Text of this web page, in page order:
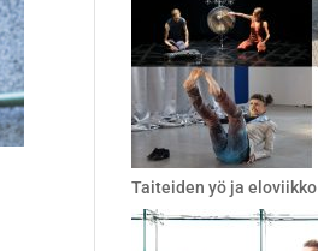
Taiteiden yö ja eloviikko